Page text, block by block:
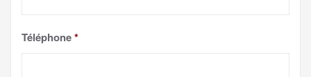
Téléphone*